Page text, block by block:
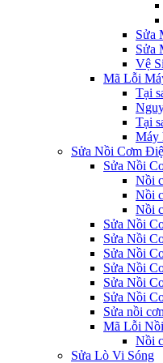
Sửa
Sửa
Vệ
Mã Lỗi
Tại
Tại
Máy
Sửa Nồi Cơm
Sửa Nồi
Nồi
Nồi
Nồi
Sửa Nồi
Sửa Nồi
Sửa Nồi
Sửa Nồi
Sửa Nồi
Sửa Nồi
Sửa nồi
Mã Lỗi
Nồi
Sửa Lò Vi Sóng